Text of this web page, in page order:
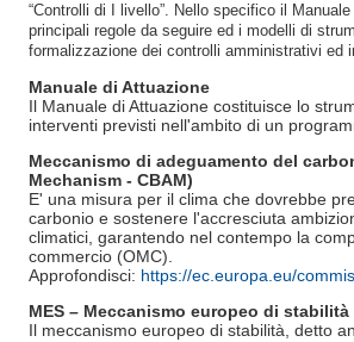
“Controlli di I livello”. Nello specifico il
principali regole da seguire ed i modelli di
formalizzazione dei controlli amministrativi ed
Manuale di Attuazione
Il Manuale di Attuazione costituisce lo
interventi previsti nell'ambito di un
Meccanismo di adeguamento del
Mechanism - CBAM)
E' una misura per il clima che dovrebbe
carbonio e sostenere l'accresciuta
climatici, garantendo nel contempo la
commercio (OMC).
Approfondisci: https://ec.europa.eu/
MES – Meccanismo europeo di stabilità
Il meccanismo europeo di stabilità, detto